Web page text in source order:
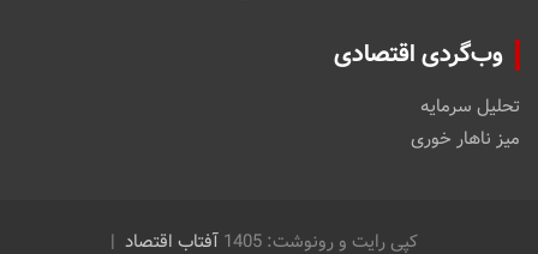
وب‌گردی اقتصادی
تحلیل سرمایه
میز ناهار خوری
کپی رایت و رونوشت: 1405 آفتاب اقتصاد